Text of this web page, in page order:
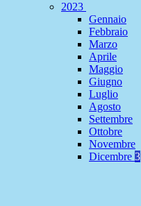
2023
Gennaio
Febbraio
Marzo
Aprile
Maggio
Giugno
Luglio
Agosto
Settembre
Ottobre
Novembre
Dicembre 3